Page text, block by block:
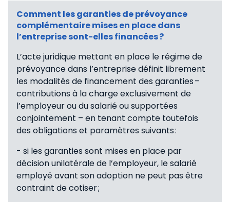
Comment les garanties de prévoyance
complémentaire mises en place dans
l’entreprise sont-elles financées ?
L’acte juridique mettant en place le régime de
prévoyance dans l’entreprise définit librement
les modalités de financement des garanties –
contributions à la charge exclusivement de
l’employeur ou du salarié ou supportées
conjointement – en tenant compte toutefois
des obligations et paramètres suivants :
- si les garanties sont mises en place par
décision unilatérale de l’employeur, le salarié
employé avant son adoption ne peut pas être
contraint de cotiser ;